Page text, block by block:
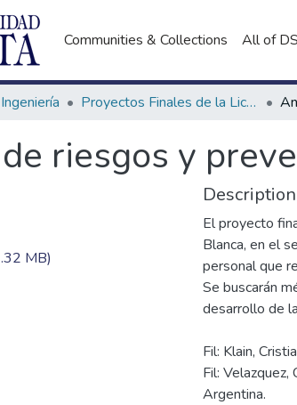
Communities & Collections All of
Proyectos Finales de la Licenciatura en Seguridad e Higiene en el Trabajo
riesgos y
MB)
Description
El proyecto
Blanca, en el
personal que
Se buscarán
Fil: Klain,
Fil: Velazquez,
Argentina.